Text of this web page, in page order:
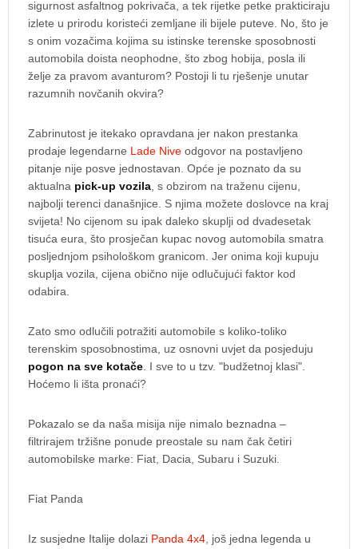
sigurnost asfaltnog pokrivača, a tek rijetke petke prakticiraju
izlete u prirodu koristeći zemljane ili bijele puteve. No, što je
s onim vozačima kojima su istinske terenske sposobnosti
automobila doista neophodne, što zbog hobija, posla ili
želje za pravom avanturom? Postoji li tu rješenje unutar
razumnih novčanih okvira?
Zabrinutost je itekako opravdana jer nakon prestanka
prodaje legendarne Lade Nive odgovor na postavljeno
pitanje nije posve jednostavan. Opće je poznato da su
aktualna pick-up vozila, s obzirom na traženu cijenu,
najbolji terenci današnjice. S njima možete doslovce na kraj
svijeta! No cijenom su ipak daleko skuplji od dvadesetak
tisuća eura, što prosječan kupac novog automobila smatra
posljednjom psihološkom granicom. Jer onima koji kupuju
skuplja vozila, cijena obično nije odlučujući faktor kod
odabira.
Zato smo odlučili potražiti automobile s koliko-toliko
terenskim sposobnostima, uz osnovni uvjet da posjeduju
pogon na sve kotače. I sve to u tzv. "budžetnoj klasi".
Hoćemo li išta pronaći?
Pokazalo se da naša misija nije nimalo beznadna –
filtrirajem tržišne ponude preostale su nam čak četiri
automobilske marke: Fiat, Dacia, Subaru i Suzuki.
Fiat Panda
Iz susjedne Italije dolazi Panda 4x4, još jedna legenda u